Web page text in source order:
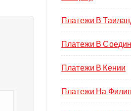
Платежи В
Платежи В
Платежи В Кении
Платежи На